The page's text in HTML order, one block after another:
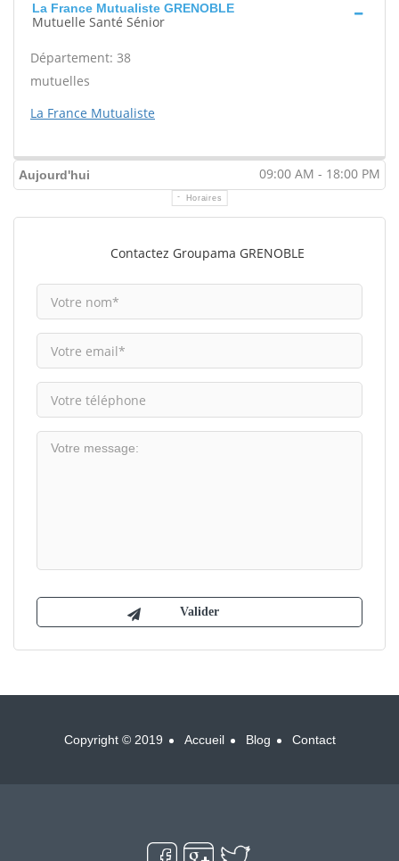
La France Mutualiste GRENOBLE
Mutuelle Santé Sénior
Département: 38
mutuelles
La France Mutualiste
Aujourd'hui 09:00 AM - 18:00 PM
Horaires
Contactez Groupama GRENOBLE
Copyright © 2019 Accueil Blog Contact